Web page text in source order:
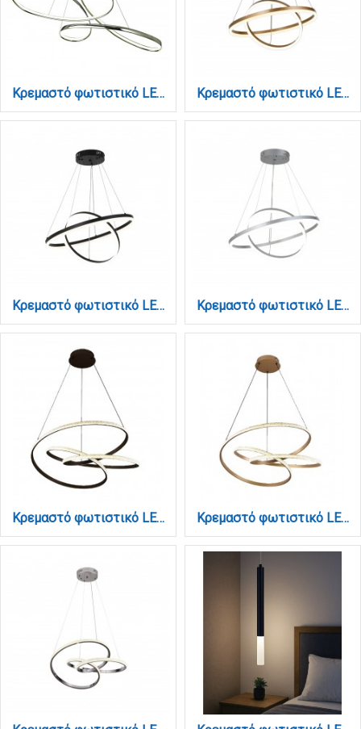
Κρεμαστό φωτιστικό LED 56W 3CCT (by switch) από αλουμίνιο σε χρώμιο απόχρωση D:100cm (6151-CH) Κρεμαστό φωτιστικό LED 58W 3CCT (by switch on base) D:60cm (6095-B-Golden)
Κρεμαστό φωτιστικό LED 58W 3CCT (by switch on base) D:60cm (6095-B-Black) Κρεμαστό φωτιστικό LED 58W 3CCT (by switch on base) D:60cm (6095-B-Silver)
Κρεμαστό φωτιστικό LED 58W 3CCT (by switch on base) σε μαύρη απόχρωση D:60cm (6092-A-Black) Κρεμαστό φωτιστικό LED 58W 3CCT (by switch on base) σε χρυσή απόχρωση D:60cm (6092-A-Golden)